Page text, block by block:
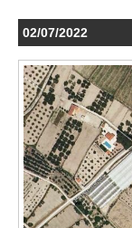
02/07/2022